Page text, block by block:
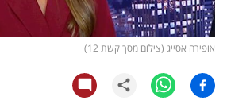
קריפטו
ויראלי
טלוויזיה
אופירה אסייג (צילום מסך קשת 12)